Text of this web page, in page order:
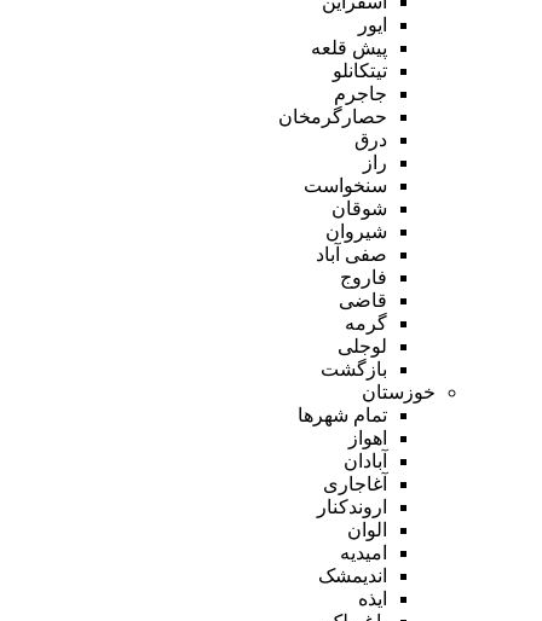
ایور
پیش قلعه
تیتکانلو
جاجرم
حصارگرمخان
درق
راز
سنخواست
شوقان
شیروان
صفی آباد
فاروج
قاضی
گرمه
لوجلی
بازگشت
خوزستان
تمام شهر‌ها
اهواز
آبادان
آغاجاری
اروندکنار
الوان
امیدیه
اندیمشک
ایذه